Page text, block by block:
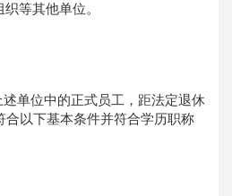
等其他单位。
单位中的正式员工，距法定退休
合以下基本条件并符合学历职称